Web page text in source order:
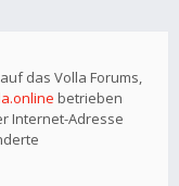
das Volla Forums,
betrieben
Internet-Adresse